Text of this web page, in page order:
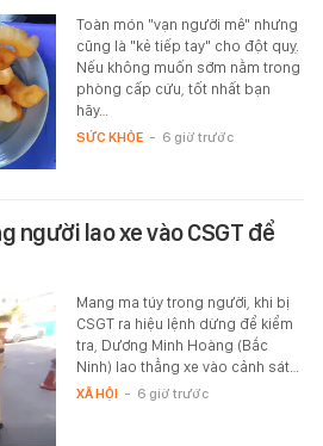
Toàn món "vạn người mê" nhưng
cũng là "kẻ tiếp tay" cho đột quỵ.
Nếu không muốn sớm nằm trong
phòng cấp cứu, tốt nhất bạn
hãy…
SỨC KHỎE - 6 giờ trước
người lao xe vào CSGT để
Mang ma túy trong người, khi bị
CSGT ra hiệu lệnh dừng để kiểm
tra, Dương Minh Hoàng (Bắc
Ninh) lao thẳng xe vào cảnh sát…
XÃ HỘI - 6 giờ trước